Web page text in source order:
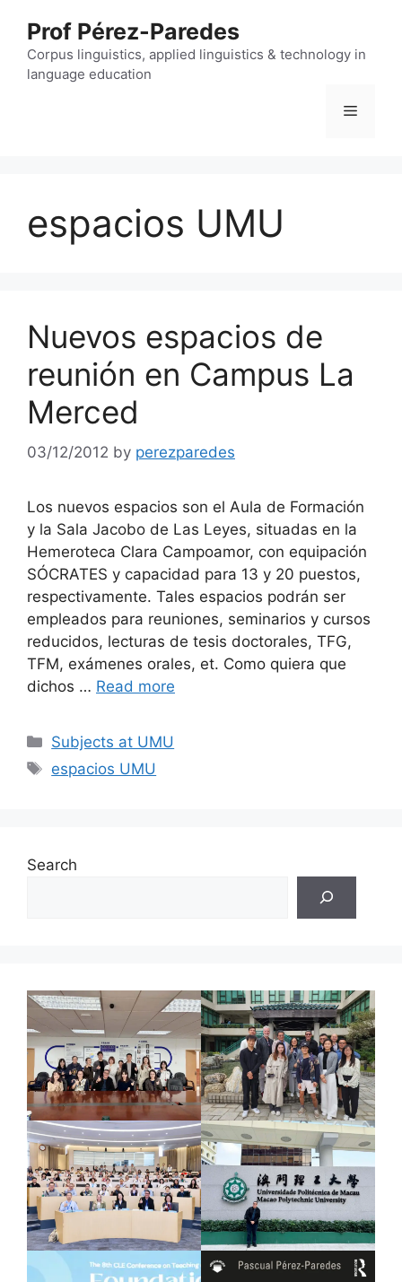
content
Prof Pérez-Paredes
Corpus linguistics, applied linguistics & technology in
language education
Menu
espacios UMU
Nuevos espacios de
reunión en Campus La
Merced
03/12/2012 by perezparedes
Los nuevos espacios son el Aula de Formación
y la Sala Jacobo de Las Leyes, situadas en la
Hemeroteca Clara Campoamor, con equipación
SÓCRATES y capacidad para 13 y 20 puestos,
respectivamente. Tales espacios podrán ser
empleados para reuniones, seminarios y cursos
reducidos, lecturas de tesis doctorales, TFG,
TFM, exámenes orales, et. Como quiera que
dichos … Read more
Categories
Subjects at UMU
Tags
espacios UMU
Search